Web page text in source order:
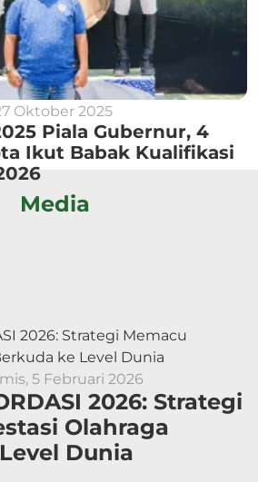
Oktober 2025
Piala Gubernur, 4
Ikut Babak Kualifikasi
Media
5 Februari 2026
2026: Strategi
Olahraga
Dunia